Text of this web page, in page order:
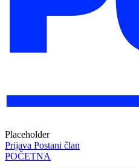
Placeholder
Prijava Postani član
POČETNA